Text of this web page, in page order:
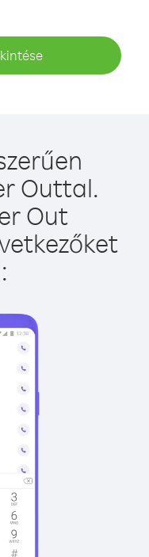
Outtal.
Out